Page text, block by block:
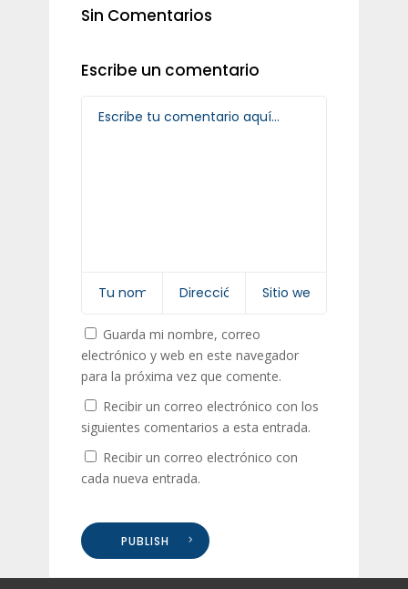
Sin Comentarios
Escribe un comentario
Guarda mi nombre, correo
electrónico y web en este navegador
para la próxima vez que comente.
Recibir un correo electrónico con los
siguientes comentarios a esta entrada.
Recibir un correo electrónico con
cada nueva entrada.
PUBLISH